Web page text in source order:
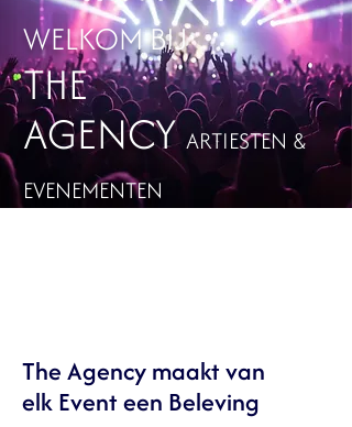
WELKOM BIJ
THE
AGENCYARTIESTEN &
EVENEMENTEN
The Agency maakt van
elk Event een Beleving